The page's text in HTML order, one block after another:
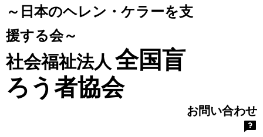
～日本のヘレン・ケラーを支
援する会～
社会福祉法人 全国盲
ろう者協会
お問い合わせ